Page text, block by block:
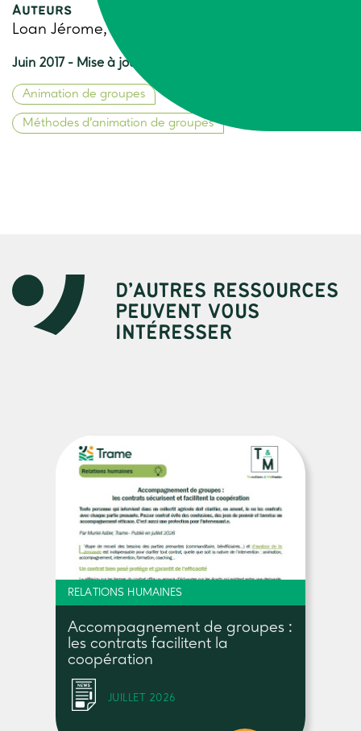
Auteurs
Loan Jérome, Yasmina Lemoine
Juin 2017 - Mise à jour 2024
Animation de groupes
Méthodes d’animation de groupes
D’AUTRES RESSOURCES
PEUVENT VOUS
INTÉRESSER
RELATIONS HUMAINES
Accompagnement de groupes :
les contrats facilitent la
coopération
JUILLET 2026